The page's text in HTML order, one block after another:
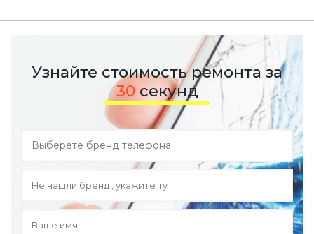
Узнайте стоимость ремонта за
30 секунд